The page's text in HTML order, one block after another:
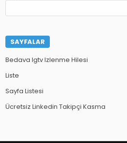
SAYFALAR
Bedava Igtv Izlenme Hilesi
Liste
Sayfa Listesi
Ücretsiz Linkedin Takipçi Kasma